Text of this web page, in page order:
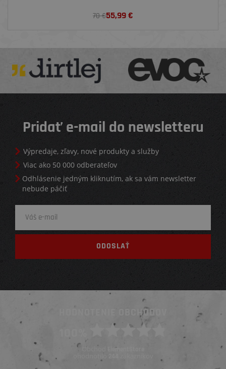
70 €55,99€
Pridať e-mail do newsletteru
Výpredaje, zľavy, nové produkty a služby
Viac ako 50 000 odberateľov
Odhlásenie jedným kliknutím, ak sa vám newsletter
nebude páčiť
HODNOTENIE OBCHODOV
Obchod ElementStore
ohodnotilo